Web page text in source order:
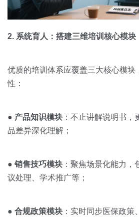
2. 系统育人：搭建三维培训核心模块
优质的培训体系应覆盖三大核心模块
性：
● 产品知识模块 ：不止讲解说明书
品差异深化理解；
● 销售技巧模块 ：聚焦场景化能力
议处理、学术推广等；
● 合规政策模块 ：实时同步医保政策